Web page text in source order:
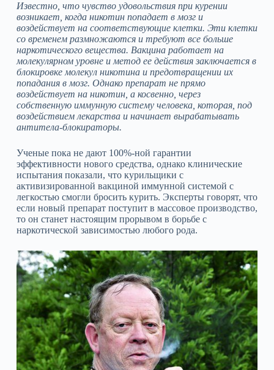
Известно, что чувство удовольствия при курении
возникает, когда никотин попадает в мозг и
воздействует на соответствующие клетки. Эти клетки
со временем размножаются и требуют все больше
наркотического вещества. Вакцина работает на
молекулярном уровне и метод ее действия заключается в
блокировке молекул никотина и предотвращении их
попадания в мозг. Однако препарат не прямо
воздействует на никотин, а косвенно, через
собственную иммунную систему человека, которая, под
воздействием лекарства и начинает вырабатывать
антитела-блокираторы.
Ученые пока не дают 100%-ной гарантии
эффективности нового средства, однако клинические
испытания показали, что курильщики с
активизированной вакциной иммунной системой с
легкостью смогли бросить курить. Эксперты говорят, что
если новый препарат поступит в массовое производство,
то он станет настоящим прорывом в борьбе с
наркотической зависимостью любого рода.